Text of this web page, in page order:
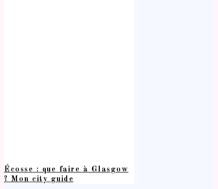
Écosse : que faire à Glasgow
? Mon city guide